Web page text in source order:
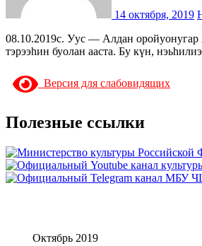
14 октября, 2019
08.10.2019с. Уус — Алдан оройуонугар 2022 сылга ыытыллыахтаах Саха сирин норуоттарын спортивнай ооньуулара буолара 1000 хонук хаалбытынан улуус үрдүнэн «СТАРТ» бэриллэр бэлиэ
тэрээһин буолан ааста. Бу күн,
Версия для слабовидящих
Полезные ссылки
Октябрь 2019